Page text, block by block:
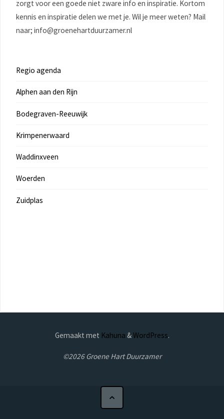
zorgt voor een goede niet zware info en inspiratie. Kortom
kennis en inspiratie delen we met je. Wil je meer weten? Mail
naar; info@groenehartduurzamer.nl
Regio agenda
Alphen aan den Rijn
Bodegraven-Reeuwijk
Krimpenerwaard
Waddinxveen
Woerden
Zuidplas
Gemaakt met Kahuna &WordPress.
©2026 Groene Hart Duurzamer